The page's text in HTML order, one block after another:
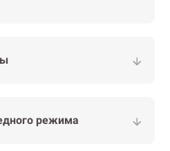
режима